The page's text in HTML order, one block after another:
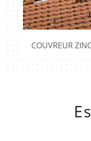
COUVREUR